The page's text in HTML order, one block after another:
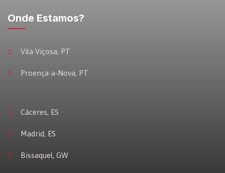
Onde Estamos?
Vila Viçosa, PT
Proença-a-Nova, PT
Cáceres, ES
Madrid, ES
Bissaquel, GW